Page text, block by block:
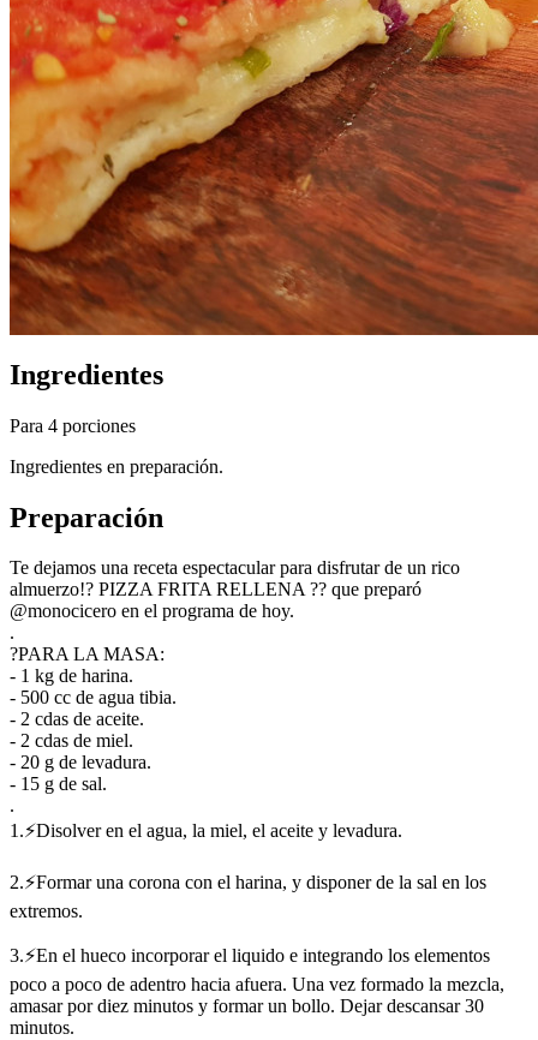
Ingredientes
Para 4 porciones
Ingredientes en preparación.
Preparación
Te dejamos una receta espectacular para disfrutar de un rico
almuerzo!? PIZZA FRITA RELLENA ?? que preparó
@monocicero en el programa de hoy.
.
?PARA LA MASA:
- 1 kg de harina.
- 500 cc de agua tibia.
- 2 cdas de aceite.
- 2 cdas de miel.
- 20 g de levadura.
- 15 g de sal.
.
1.⚡Disolver en el agua, la miel, el aceite y levadura.
2.⚡Formar una corona con el harina, y disponer de la sal en los
extremos.
3.⚡En el hueco incorporar el liquido e integrando los elementos
poco a poco de adentro hacia afuera. Una vez formado la mezcla,
amasar por diez minutos y formar un bollo. Dejar descansar 30
minutos.